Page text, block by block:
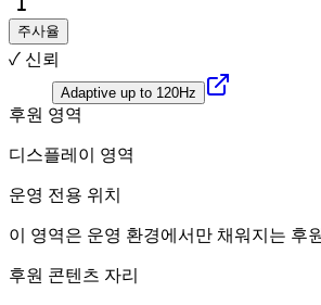
주사율
✓ 신뢰
Adaptive up to 120Hz
후원 영역
디스플레이 영역
운영 전용 위치
이 영역은 운영 환경에서만 채워지는 후
후원 콘텐츠 자리